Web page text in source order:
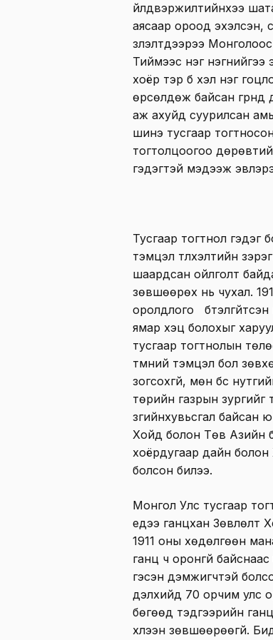
үйлдвэржилтийнхээ
аясаар ороод эхэлсэн,
үзүүлэлтүүдээрээ
Тиймээс нэг нэгнийгээ
хоёр тэр бүү хэл нэг
өрсөлдөж байсан
аж ахуйд суурилсан
шинэ тусгаар
тогтолцоогоо
гэдэгтэй мэдээж
Тусгаар тогтнол гэдэг
тэмцэл түлхэлтийн
шаардсан ойлголт
зөвшөөрөх нь чухал.
оролдлого бүтэлгүйтсэн
ямар хэцүү болохыг
тусгаар тогтнолын
түмний тэмцэл бол
зогсохгүй, мөн бүс
төрийн газрын зургийг
зүгийнхувьсгал байсан
Хойд болон Төв Азийн
хоёрдугаар дайн болон
болсон билээ.
Монгол Улс тусгаар
үедээ ганцхан Зөвлөлт
1911 оны хөдөлгөөн
ганц ч оронгүй
гэсэн дэмжигчтэй
дэлхийд 70 орчим улс
бөгөөд тэдгээрийн
хүлээн зөвшөөрөөгүй.